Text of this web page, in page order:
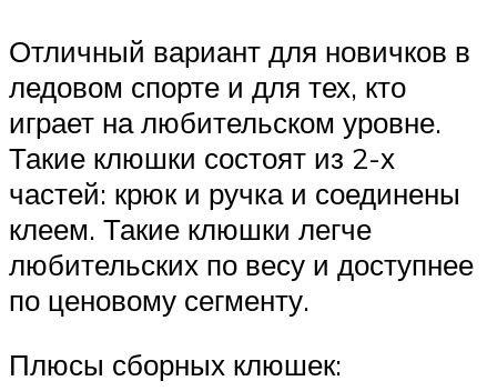
Отличный вариант для новичков в
ледовом спорте и для тех, кто
играет на любительском уровне.
Такие клюшки состоят из 2-х
частей: крюк и ручка и соединены
клеем. Такие клюшки легче
любительских по весу и доступнее
по ценовому сегменту.
Плюсы сборных клюшек: